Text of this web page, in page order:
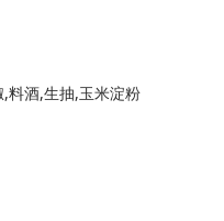
料酒,生抽,玉米淀粉